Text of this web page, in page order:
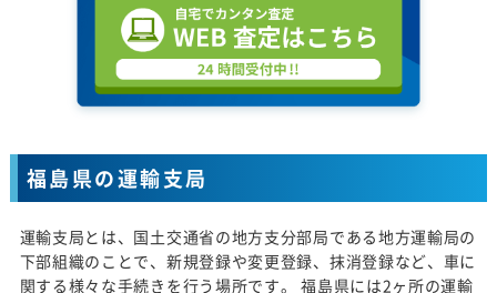
福島県の運輸支局
運輸支局とは、国土交通省の地方支分部局である地方運輸局の
下部組織のことで、新規登録や変更登録、抹消登録など、車に
関する様々な手続きを行う場所です。 福島県には2ヶ所の運輸